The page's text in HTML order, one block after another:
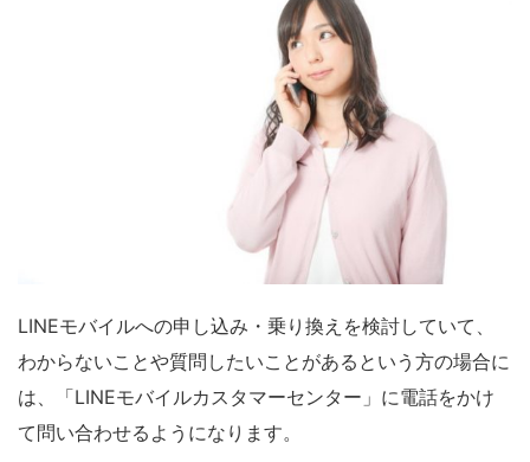
LINEモバイルへの申し込み・乗り換えを検討していて、
わからないことや質問したいことがあるという方の場合に
は、「LINEモバイルカスタマーセンター」に電話をかけ
て問い合わせるようになります。